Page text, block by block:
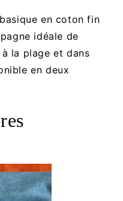
en coton fin
idéale de
la plage et dans
en deux